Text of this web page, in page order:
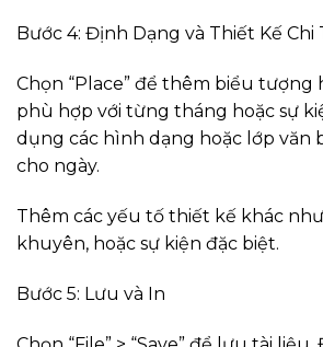
Bước 4: Định Dạng và Thiết Kế Chi
Chọn “Place” để thêm biểu tượng
phù hợp với từng tháng hoặc sự
dụng các hình dạng hoặc lớp văn
cho ngày.
Thêm các yếu tố thiết kế khác
khuyên, hoặc sự kiện đặc biệt.
Bước 5: Lưu và In